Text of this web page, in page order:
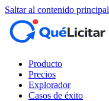
Saltar al contenido principal
Producto
Precios
Explorador
Casos de éxito